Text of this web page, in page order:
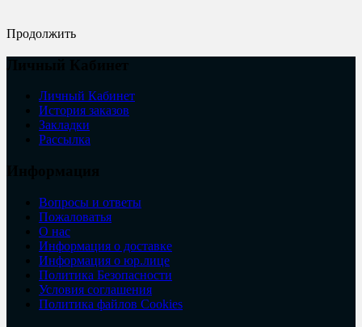
Продолжить
Личный Кабинет
История заказов
Закладки
Рассылка
Вопросы и ответы
Пожаловатья
О нас
Информация о доставке
Информация о юр.лице
Политика Безопасности
Условия соглашения
Политика файлов Cookies